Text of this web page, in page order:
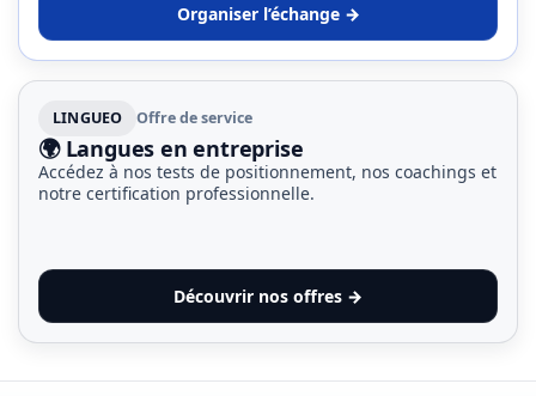
Organiser l’échange →
LINGUEO Offre de service
🌍 Langues en entreprise
Accédez à nos tests de positionnement, nos coachings et
notre certification professionnelle.
Découvrir nos offres →